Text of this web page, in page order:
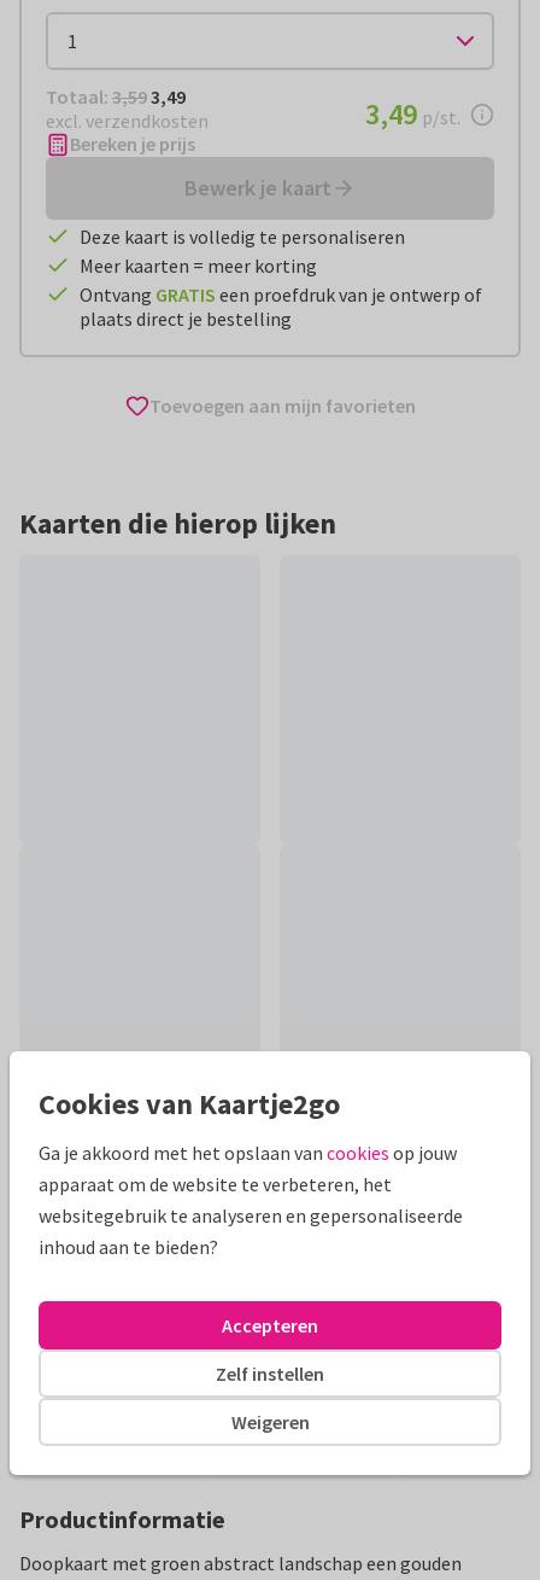
Totaal: € 3,49
Totaal: 3,593,49
excl. verzendkosten
€ 3,49per stuk
3,49 p/st.
Bereken je prijs
Bewerk je kaart
Deze kaart is volledig te personaliseren
Meer kaarten = meer korting
Ontvang GRATIS een proefdruk van je ontwerp of
plaats direct je bestelling
Toevoegen aan mijn favorieten
Kaarten die hierop lijken
Mooie extra's bij je kaart
Productinformatie
Doopkaart met groen abstract landschap een gouden
Cookies van Kaartje2go
Ga je akkoord met het opslaan van cookies op jouw
apparaat om de website te verbeteren, het
websitegebruik te analyseren en gepersonaliseerde
inhoud aan te bieden?
Weigeren
Zelf instellen
Accepteren